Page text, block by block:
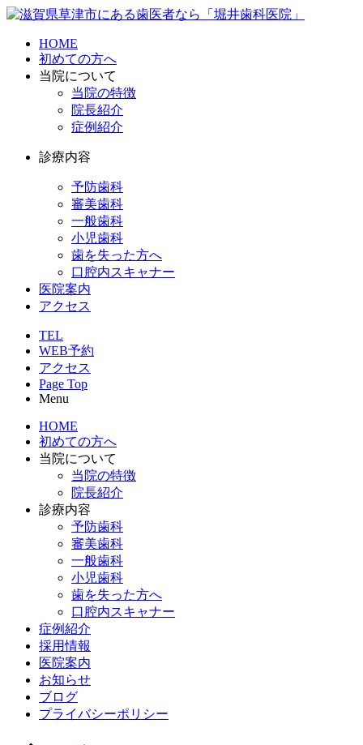
HOME
初めての方へ
当院について
当院の特徴
院長紹介
症例紹介
診療内容
予防歯科
審美歯科
一般歯科
小児歯科
歯を失った方へ
口腔内スキャナー
医院案内
アクセス
TEL
WEB予約
アクセス
Page Top
Menu
HOME
初めての方へ
当院について
当院の特徴
院長紹介
診療内容
予防歯科
審美歯科
一般歯科
小児歯科
歯を失った方へ
口腔内スキャナー
症例紹介
採用情報
医院案内
お知らせ
ブログ
プライバシーポリシー